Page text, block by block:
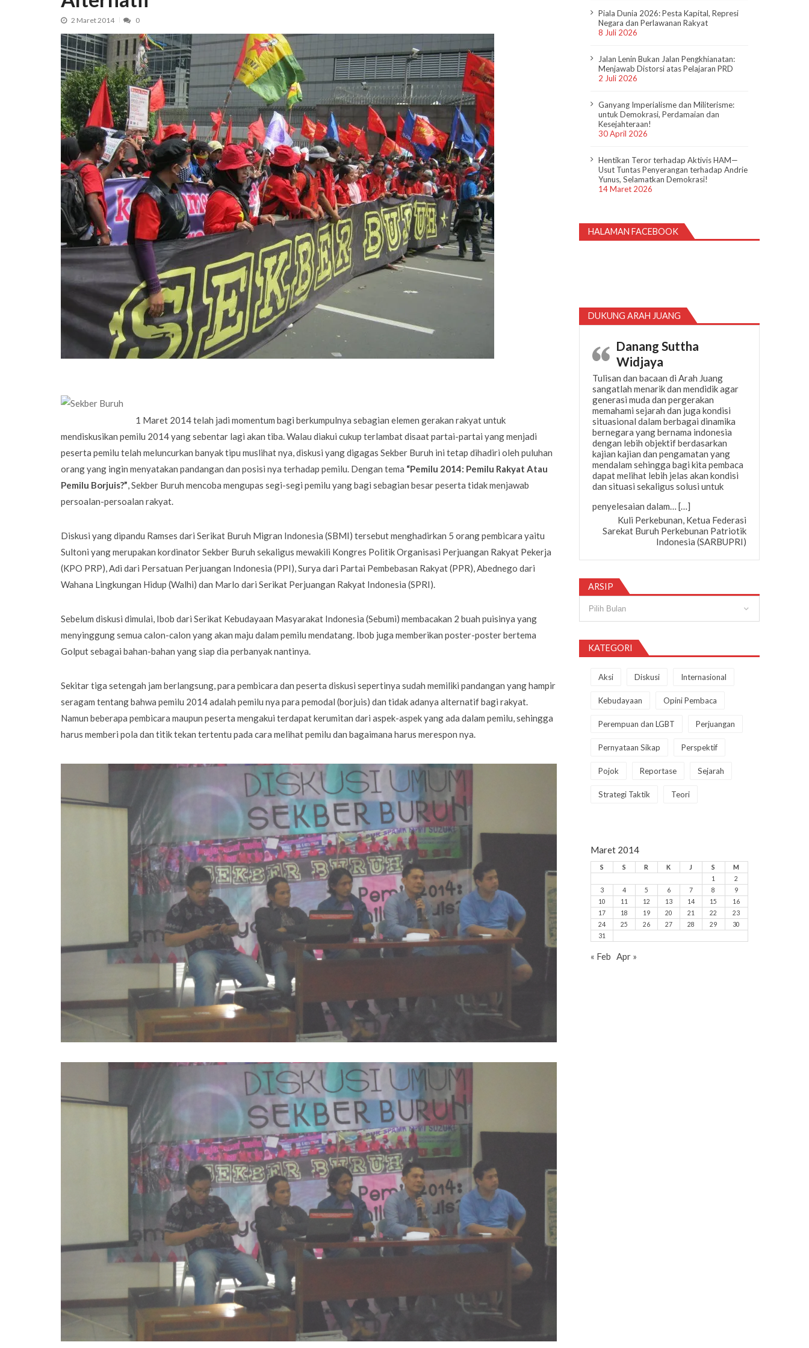
2 Maret 2014 0
1 Maret 2014 telah jadi momentum bagi berkumpulnya sebagian elemen gerakan rakyat untuk
mendiskusikan pemilu 2014 yang sebentar lagi akan tiba. Walau diakui cukup terlambat disaat partai-partai yang menjadi
peserta pemilu telah meluncurkan banyak tipu muslihat nya, diskusi yang digagas Sekber Buruh ini tetap dihadiri oleh puluhan
orang yang ingin menyatakan pandangan dan posisi nya terhadap pemilu. Dengan tema “Pemilu 2014: Pemilu Rakyat Atau
Pemilu Borjuis?”, Sekber Buruh mencoba mengupas segi-segi pemilu yang bagi sebagian besar peserta tidak menjawab
persoalan-persoalan rakyat.
Diskusi yang dipandu Ramses dari Serikat Buruh Migran Indonesia (SBMI) tersebut menghadirkan 5 orang pembicara yaitu
Sultoni yang merupakan kordinator Sekber Buruh sekaligus mewakili Kongres Politik Organisasi Perjuangan Rakyat Pekerja
(KPO PRP), Adi dari Persatuan Perjuangan Indonesia (PPI), Surya dari Partai Pembebasan Rakyat (PPR), Abednego dari
Wahana Lingkungan Hidup (Walhi) dan Marlo dari Serikat Perjuangan Rakyat Indonesia (SPRI).
Sebelum diskusi dimulai, Ibob dari Serikat Kebudayaan Masyarakat Indonesia (Sebumi) membacakan 2 buah puisinya yang
menyinggung semua calon-calon yang akan maju dalam pemilu mendatang. Ibob juga memberikan poster-poster bertema
Golput sebagai bahan-bahan yang siap dia perbanyak nantinya.
Sekitar tiga setengah jam berlangsung, para pembicara dan peserta diskusi sepertinya sudah memiliki pandangan yang hampir
seragam tentang bahwa pemilu 2014 adalah pemilu nya para pemodal (borjuis) dan tidak adanya alternatif bagi rakyat.
Namun beberapa pembicara maupun peserta mengakui terdapat kerumitan dari aspek-aspek yang ada dalam pemilu, sehingga
harus memberi pola dan titik tekan tertentu pada cara melihat pemilu dan bagaimana harus merespon nya.
Piala Dunia 2026: Pesta Kapital, Represi
Negara dan Perlawanan Rakyat
8 Juli 2026
Jalan Lenin Bukan Jalan Pengkhianatan:
Menjawab Distorsi atas Pelajaran PRD
2 Juli 2026
Ganyang Imperialisme dan Militerisme:
untuk Demokrasi, Perdamaian dan
Kesejahteraan!
30 April 2026
Hentikan Teror terhadap Aktivis HAM—
Usut Tuntas Penyerangan terhadap Andrie
Yunus, Selamatkan Demokrasi!
14 Maret 2026
HALAMAN FACEBOOK
DUKUNG ARAH JUANG
Danang Suttha
Widjaya
Tulisan dan bacaan di Arah Juang
sangatlah menarik dan mendidik agar
generasi muda dan pergerakan
memahami sejarah dan juga kondisi
situasional dalam berbagai dinamika
bernegara yang bernama indonesia
dengan lebih objektif berdasarkan
kajian kajian dan pengamatan yang
mendalam sehingga bagi kita pembaca
dapat melihat lebih jelas akan kondisi
dan situasi sekaligus solusi untuk
penyelesaian dalam… […]
Kuli Perkebunan, Ketua Federasi
Sarekat Buruh Perkebunan Patriotik
Indonesia (SARBUPRI)
ARSIP
KATEGORI
Aksi Diskusi Internasional
Kebudayaan Opini Pembaca
Perempuan dan LGBT Perjuangan
Pernyataan Sikap Perspektif
Pojok Reportase Sejarah
Strategi Taktik Teori
Maret 2014
S S R K J S
M
1
2
3
4 5 6 7 8
9
10
11 12 13 14 15
16
17
18 19 20 21 22
23
24
25 26 27 28 29
30
31
« Feb Apr »